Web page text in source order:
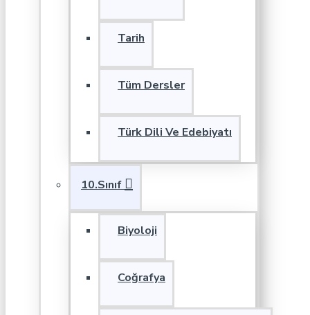
Tarih
Tüm Dersler
Türk Dili Ve Edebiyatı
10.Sınıf
Biyoloji
Coğrafya